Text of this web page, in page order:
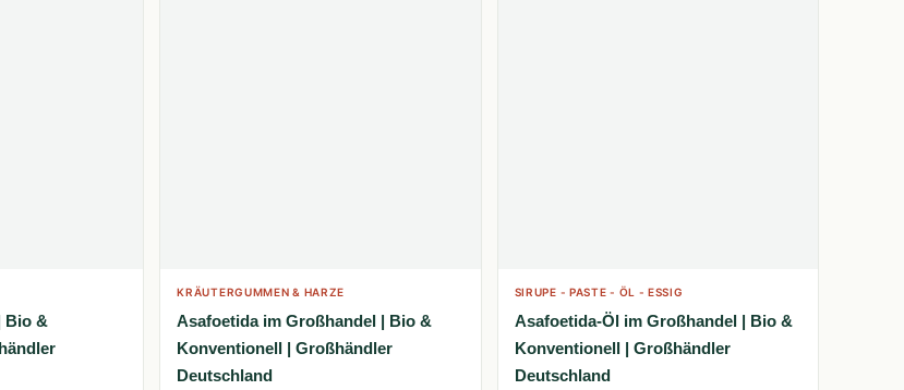
Bio &
KRÄUTERGUMMEN & HARZE
Asafoetida im Großhandel | Bio &
Konventionell | Großhändler
Deutschland
SIRUPE - PASTE - ÖL - ESSIG
Asafoetida-Öl im Großhandel | Bio &
Konventionell | Großhändler
Deutschland